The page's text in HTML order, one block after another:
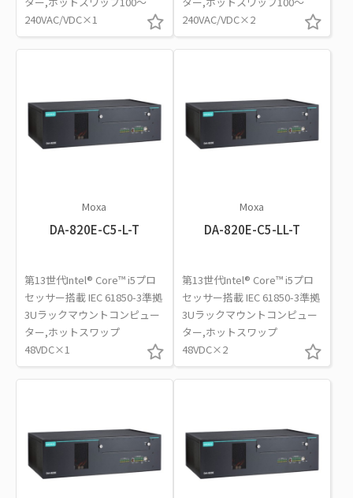
240VAC/VDC×1
240VAC/VDC×2
Moxa
DA-820E-C5-L-T
第13世代Intel® Core™ i5プロ
セッサー搭載 IEC 61850-3準拠
3Uラックマウントコンピュー
ター,ホットスワップ
48VDC×1
Moxa
DA-820E-C5-LL-T
第13世代Intel® Core™ i5プロ
セッサー搭載 IEC 61850-3準拠
3Uラックマウントコンピュー
ター,ホットスワップ
48VDC×2